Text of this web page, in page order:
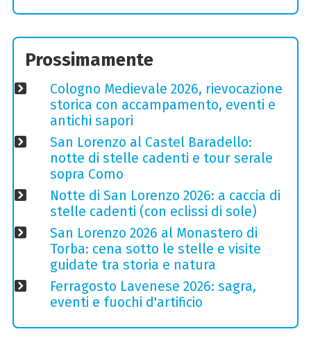
Prossimamente
Cologno Medievale 2026, rievocazione
storica con accampamento, eventi e
antichi sapori
San Lorenzo al Castel Baradello:
notte di stelle cadenti e tour serale
sopra Como
Notte di San Lorenzo 2026: a caccia di
stelle cadenti (con eclissi di sole)
San Lorenzo 2026 al Monastero di
Torba: cena sotto le stelle e visite
guidate tra storia e natura
Ferragosto Lavenese 2026: sagra,
eventi e fuochi d'artificio